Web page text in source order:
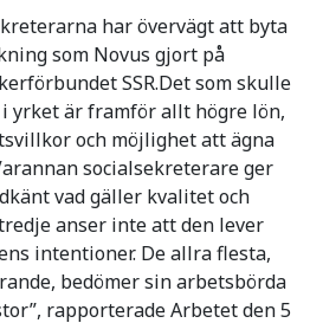
har övervägt att byta
som Novus gjort på
SSR.Det som skulle
yrket är framför allt högre lön,
och möjlighet att ägna
socialsekreterare ger
vad gäller kvalitet och
anser inte att den lever
intentioner. De allra flesta,
bedömer sin arbetsbörda
rapporterade Arbetet den 5